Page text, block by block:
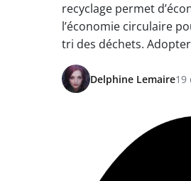
recyclage permet
l’économie circulaire
tri des déchets.
Delphine Lemaire19